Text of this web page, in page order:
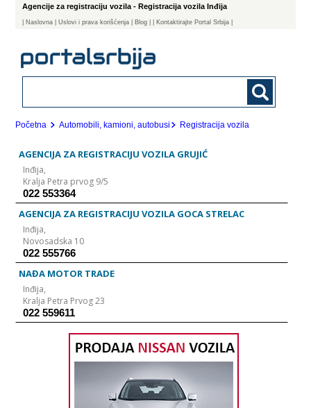
Agencije za registraciju vozila - Registracija vozila Inđija
Naslovna | Uslovi i prava korišćenja Blog | Kontaktirajte Portal Srbija |
Početna Automobili, kamioni, autobusi Registracija vozila
AGENCIJA ZA REGISTRACIJU VOZILA GRUJIĆ
Inđija,
Kralja Petra prvog 9/5
022 553364
AGENCIJA ZA REGISTRACIJU VOZILA GOCA STRELAC
Inđija,
Novosadska 10
022 555766
NAĐA MOTOR TRADE
Inđija,
Kralja Petra Prvog 23
022 559611